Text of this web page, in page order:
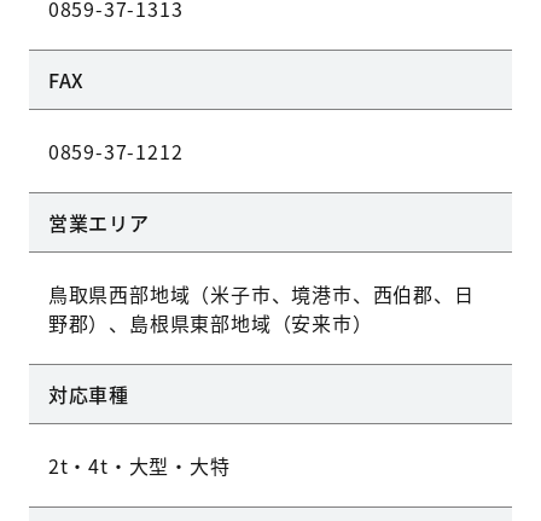
0859-37-1313
FAX
0859-37-1212
営業エリア
鳥取県西部地域（米子市、境港市、西伯郡、日
野郡）、島根県東部地域（安来市）
対応車種
2t・4t・大型・大特